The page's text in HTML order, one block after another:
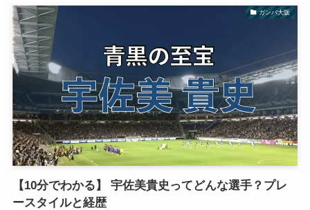
ガンバ大阪
【10分でわかる】 宇佐美貴史ってどんな選手？プレ
ースタイルと経歴